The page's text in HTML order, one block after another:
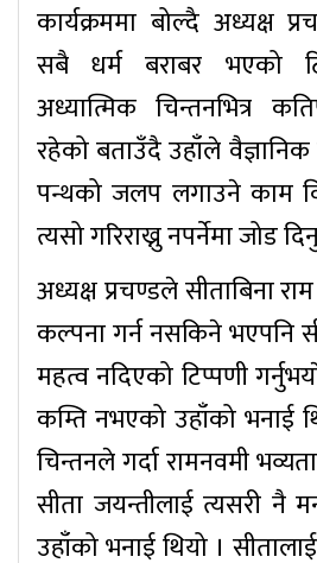
कार्यक्रममा बोल्दै अध्यक्ष
सबै धर्म बराबर भएको
अध्यात्मिक चिन्तनभित्र
रहेको बताउँदै उहाँले
पन्थको जलप लगाउने काम
त्यसो गरिराख्नु नपर्नेमा जोड
अध्यक्ष प्रचण्डले सीताबिना
कल्पना गर्न नसकिने भएपनि
महत्व नदिएको टिप्पणी
कम्ति नभएको उहाँको भनाई
चिन्तनले गर्दा रामनवमी
सीता जयन्तीलाई त्यसरी नै
उहाँको भनाई थियो । सीतालाई